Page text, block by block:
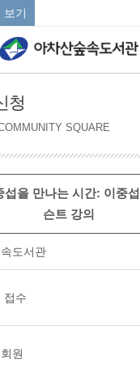
보기
청
SQUARE
을 만나는 시간: 이중
슨트 강의
도서관
접수
원